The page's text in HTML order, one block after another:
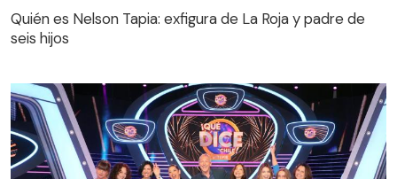
seis hijos
Quién es Nelson Tapia: exfigura de La Roja y padre de
seis hijos